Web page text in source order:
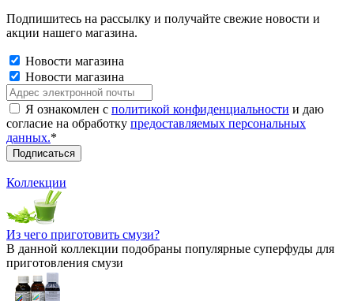
Подпишитесь на рассылку и получайте свежие новости и
акции нашего магазина.
Новости магазина
Новости магазина
Я ознакомлен с политикой конфиденциальности и даю
согласие на обработку предоставляемых персональных
данных.*
Коллекции
Из чего приготовить смузи?
В данной коллекции подобраны популярные суперфуды для
приготовления смузи